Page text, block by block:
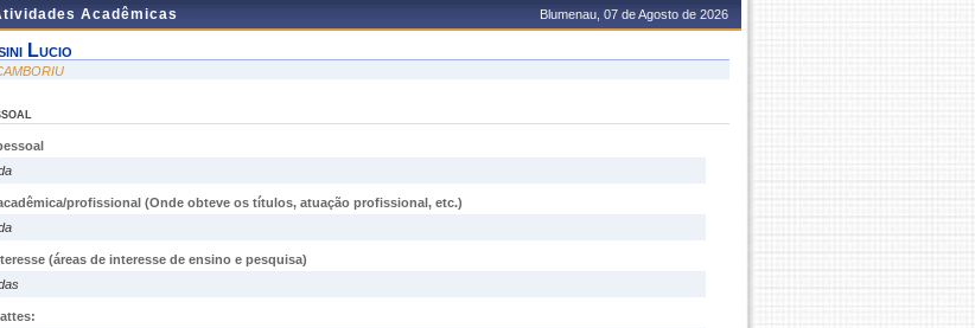
Acadêmicas Blumenau, 07 de Agosto de 2026
Lucio
profissional (Onde obteve os títulos, atuação profissional, etc.)
(áreas de interesse de ensino e pesquisa)